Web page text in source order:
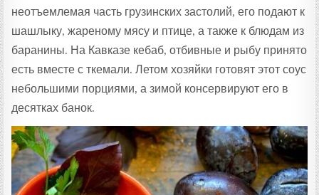
неотъемлемая часть грузинских застолий, его подают к
шашлыку, жареному мясу и птице, а также к блюдам из
баранины. На Кавказе кебаб, отбивные и рыбу принято
есть вместе с ткемали. Летом хозяйки готовят этот соус
небольшими порциями, а зимой консервируют его в
десятках банок.